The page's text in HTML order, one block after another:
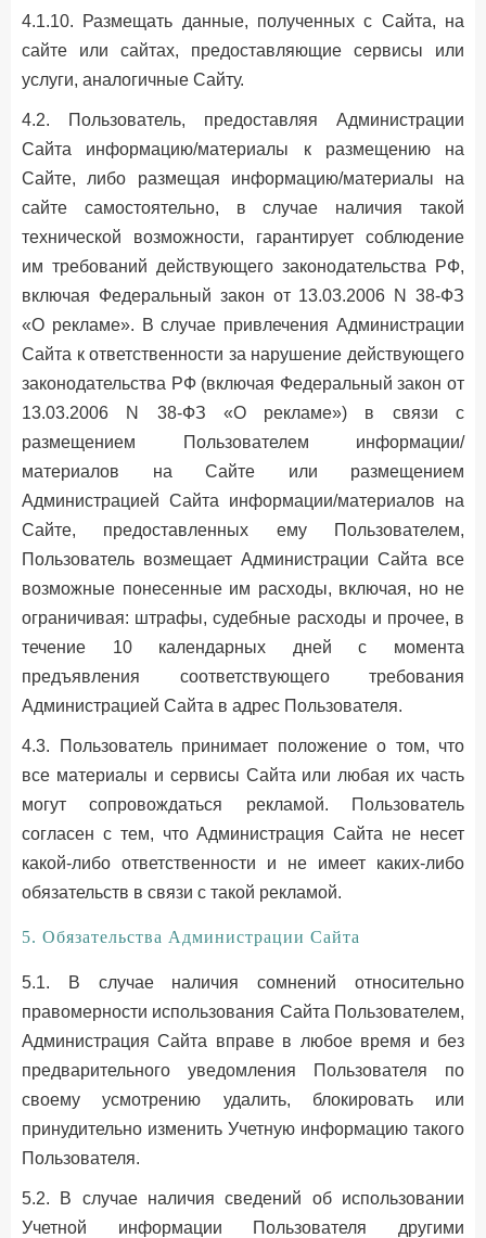
4.1.10. Размещать данные, полученных c Сайта, на
сайте или сайтах, предоставляющие сервисы или
услуги, аналогичные Сайту.
4.2. Пользователь, предоставляя Администрации
Сайта информацию/материалы к размещению на
Сайте, либо размещая информацию/материалы на
сайте самостоятельно, в случае наличия такой
технической возможности, гарантирует соблюдение
им требований действующего законодательства РФ,
включая Федеральный закон от 13.03.2006 N 38-ФЗ
«О рекламе». В случае привлечения Администрации
Сайта к ответственности за нарушение действующего
законодательства РФ (включая Федеральный закон от
13.03.2006 N 38-ФЗ «О рекламе») в связи с
размещением Пользователем информации/
материалов на Сайте или размещением
Администрацией Сайта информации/материалов на
Сайте, предоставленных ему Пользователем,
Пользователь возмещает Администрации Сайта все
возможные понесенные им расходы, включая, но не
ограничивая: штрафы, судебные расходы и прочее, в
течение 10 календарных дней с момента
предъявления соответствующего требования
Администрацией Сайта в адрес Пользователя.
4.3. Пользователь принимает положение о том, что
все материалы и сервисы Сайта или любая их часть
могут сопровождаться рекламой. Пользователь
согласен с тем, что Администрация Сайта не несет
какой-либо ответственности и не имеет каких-либо
обязательств в связи с такой рекламой.
5. Обязательства Администрации Сайта
5.1. В случае наличия сомнений относительно
правомерности использования Сайта Пользователем,
Администрация Сайта вправе в любое время и без
предварительного уведомления Пользователя по
своему усмотрению удалить, блокировать или
принудительно изменить Учетную информацию такого
Пользователя.
5.2. В случае наличия сведений об использовании
Учетной информации Пользователя другими